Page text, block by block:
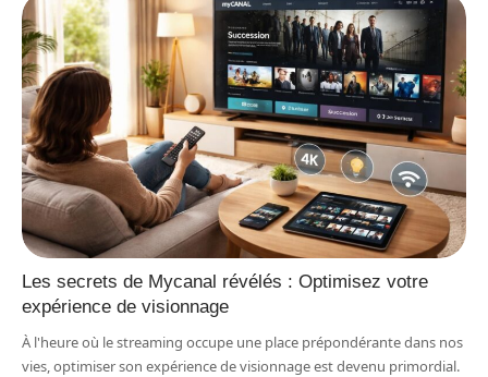
Les secrets de Mycanal révélés : Optimisez votre
expérience de visionnage
À l'heure où le streaming occupe une place prépondérante dans nos
vies, optimiser son expérience de visionnage est devenu primordial.